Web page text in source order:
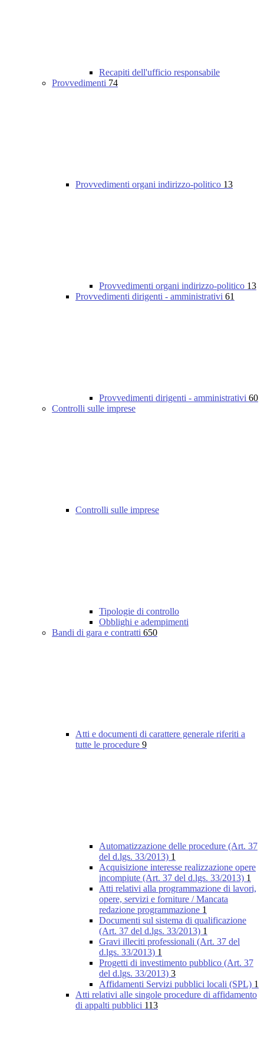
Recapiti dell'ufficio responsabile
Provvedimenti 74
Provvedimenti organi indirizzo-politico 13
Provvedimenti organi indirizzo-politico 13
Provvedimenti dirigenti - amministrativi 61
Provvedimenti dirigenti - amministrativi 60
Controlli sulle imprese
Controlli sulle imprese
Tipologie di controllo
Obblighi e adempimenti
Bandi di gara e contratti 650
Atti e documenti di carattere generale riferiti a
tutte le procedure 9
Automatizzazione delle procedure (Art. 37
del d.lgs. 33/2013) 1
Acquisizione interesse realizzazione opere
incompiute (Art. 37 del d.lgs. 33/2013) 1
Atti relativi alla programmazione di lavori,
opere, servizi e forniture / Mancata
redazione programmazione 1
Documenti sul sistema di qualificazione
(Art. 37 del d.lgs. 33/2013) 1
Gravi illeciti professionali (Art. 37 del
d.lgs. 33/2013) 1
Progetti di investimento pubblico (Art. 37
del d.lgs. 33/2013) 3
Affidamenti Servizi pubblici locali (SPL) 1
Atti relativi alle singole procedure di affidamento
di appalti pubblici 113